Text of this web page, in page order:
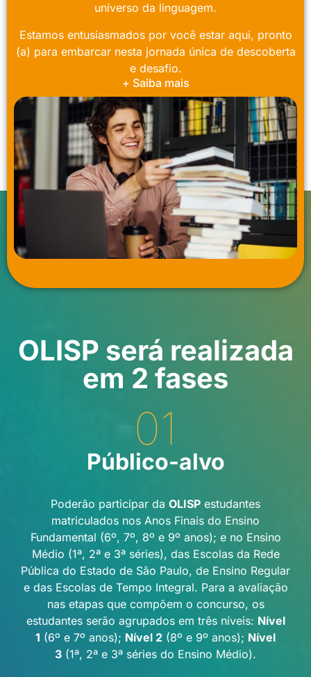
universo da linguagem.
Estamos entusiasmados por você estar aqui, pronto
(a) para embarcar nesta jornada única de descoberta
e desafio.
+ Saiba mais
OLISP será realizada
em 2 fases
01
Público-alvo
Poderão participar da OLISP estudantes
matriculados nos Anos Finais do Ensino
Fundamental (6º, 7º, 8º e 9º anos); e no Ensino
Médio (1ª, 2ª e 3ª séries), das Escolas da Rede
Pública do Estado de São Paulo, de Ensino Regular
e das Escolas de Tempo Integral. Para a avaliação
nas etapas que compõem o concurso, os
estudantes serão agrupados em três níveis: Nível
1 (6º e 7º anos); Nível 2 (8º e 9º anos); Nível
3 (1ª, 2ª e 3ª séries do Ensino Médio).